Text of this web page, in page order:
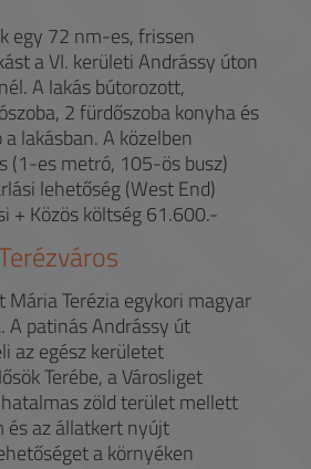
egy 72 nm-es, frissen
a VI. kerületi Andrássy úton
A lakás bútorozott,
2 fürdőszoba konyha és
lakásban. A közelben
(1-es metró, 105-ös busz)
lehetőség (West End)
+ Közös költség 61.600.-
Mária Terézia egykori magyar
A patinás Andrássy út
az egész kerületet
Terébe, a Városliget
zöld terület mellett
és az állatkert nyújt
a környéken